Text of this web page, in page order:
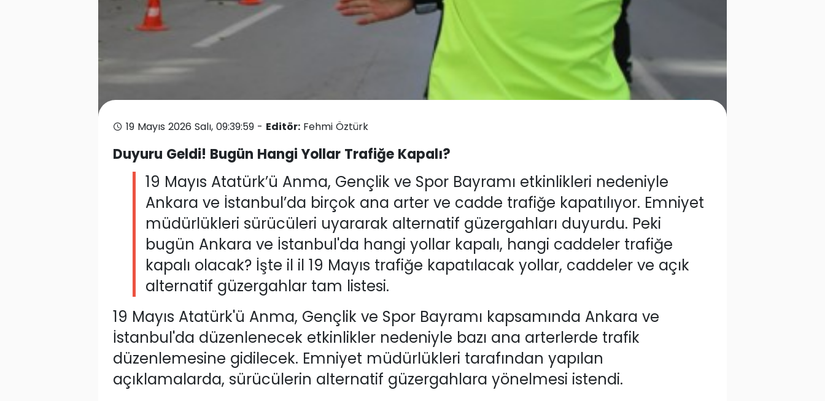
19 Mayıs 2026 Salı, 09:39:59 - Editör: Fehmi Öztürk
Duyuru Geldi! Bugün Hangi Yollar Trafiğe Kapalı?
19 Mayıs Atatürk’ü Anma, Gençlik ve Spor Bayramı etkinlikleri nedeniyle
Ankara ve İstanbul’da birçok ana arter ve cadde trafiğe kapatılıyor. Emniyet
müdürlükleri sürücüleri uyararak alternatif güzergahları duyurdu. Peki
bugün Ankara ve İstanbul'da hangi yollar kapalı, hangi caddeler trafiğe
kapalı olacak? İşte il il 19 Mayıs trafiğe kapatılacak yollar, caddeler ve açık
alternatif güzergahlar tam listesi.
19 Mayıs Atatürk'ü Anma, Gençlik ve Spor Bayramı kapsamında Ankara ve
İstanbul'da düzenlenecek etkinlikler nedeniyle bazı ana arterlerde trafik
düzenlemesine gidilecek. Emniyet müdürlükleri tarafından yapılan
açıklamalarda, sürücülerin alternatif güzergahlara yönelmesi istendi.